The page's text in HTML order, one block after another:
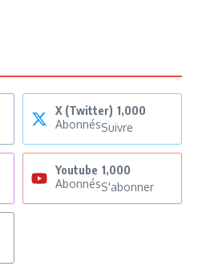
X (Twitter) 1,000
AbonnésSuivre
Youtube 1,000
AbonnésS'abonner